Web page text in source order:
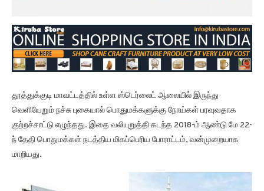
தூத்துக்குடி மாவட்டத்தில் உள்ள ஸ்டெர்லைட் ஆலையில் இருந்து
வெளியேறும் நச்சு புகையால் பொதுமக்களுக்கு நோய்கள் பரவுவதாக
குற்றச்சாட்டு எழுந்தது. இதை வலியுறுத்தி கடந்த 2018-ம் ஆண்டு மே 22-
ந் தேதி பொதுமக்கள் நடத்திய மிகப்பெரிய போராட்டம், வன்முறையாக
மாறியது.